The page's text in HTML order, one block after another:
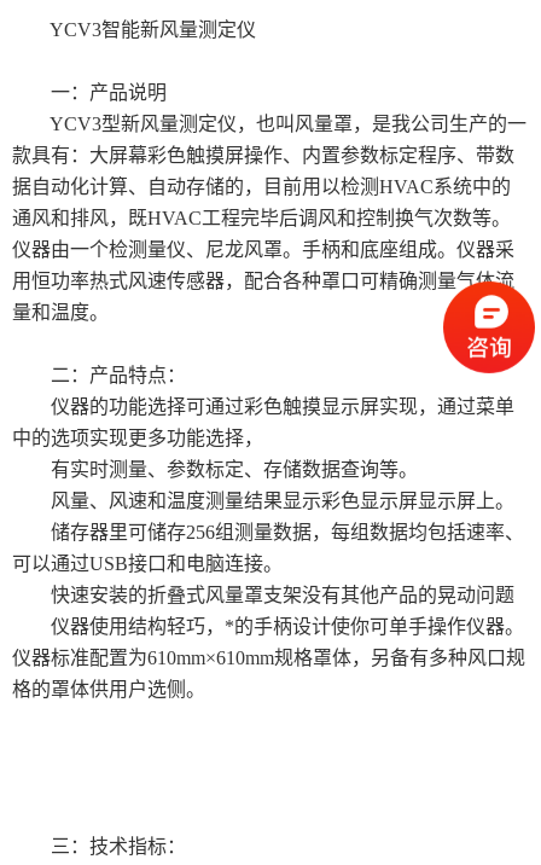
YCV3智能新风量测定仪
一：产品说明
YCV3型新风量测定仪，也叫风量罩，是我公司生产的一
款具有：大屏幕彩色触摸屏操作、内置参数标定程序、带数
据自动化计算、自动存储的，目前用以检测HVAC系统中的
通风和排风，既HVAC工程完毕后调风和控制换气次数等。
仪器由一个检测量仪、尼龙风罩。手柄和底座组成。仪器采
用恒功率热式风速传感器，配合各种罩口可精确测量气体流
量和温度。
二：产品特点：
仪器的功能选择可通过彩色触摸显示屏实现，通过菜单
中的选项实现更多功能选择，
有实时测量、参数标定、存储数据查询等。
风量、风速和温度测量结果显示彩色显示屏显示屏上。
储存器里可储存256组测量数据，每组数据均包括速率、
可以通过USB接口和电脑连接。
快速安装的折叠式风量罩支架没有其他产品的晃动问题
仪器使用结构轻巧，*的手柄设计使你可单手操作仪器。
仪器标准配置为610mm×610mm规格罩体，另备有多种风口规
格的罩体供用户选侧。
三：技术指标：